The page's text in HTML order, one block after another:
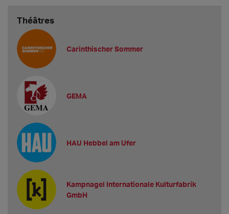
Théâtres
Carinthischer Sommer
GEMA
HAU Hebbel am Ufer
Kampnagel Internationale Kulturfabrik
GmbH